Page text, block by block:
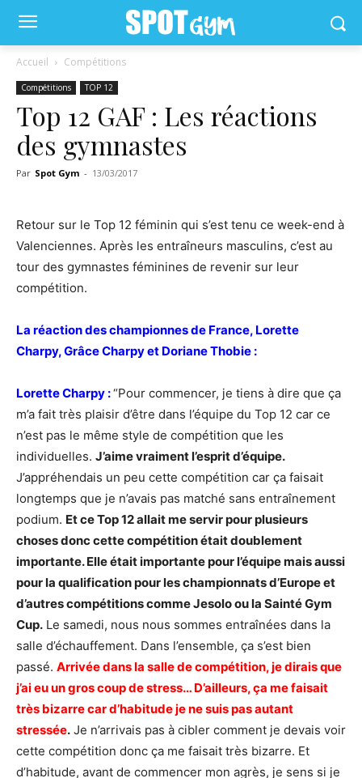
Accueil Compétitions
Compétitions TOP 12
Top 12 GAF : Les réactions
des gymnastes
Par Spot Gym - 13/03/2017
Retour sur le Top 12 féminin qui s’est tenu ce week-end à
Valenciennes. Après les entraîneurs masculins, c’est au
tour des gymnastes féminines de revenir sur leur
compétition.
La réaction des championnes de France, Lorette
Charpy, Grâce Charpy et Doriane Thobie :
Lorette Charpy :“Pour commencer, je tiens à dire que ça
m’a fait très plaisir d’être dans l’équipe du Top 12 car ce
n’est pas le même style de compétition que les
individuelles. J’aime vraiment l’esprit d’équipe.
J’appréhendais un peu cette compétition car ça faisait
longtemps que je n’avais pas matché sans entraînement
podium. Et ce Top 12 allait me servir pour plusieurs
choses donc cette compétition était doublement
importante. Elle était importante pour l’équipe mais aussi
pour la qualification pour les championnats d’Europe et
d’autres compétitions comme Jesolo ou la Sainté Gym
Cup. Le samedi, nous nous sommes entraînées dans la
salle d’échauffement. Dans l’ensemble, ça s’est bien
passé. Arrivée dans la salle de compétition, je dirais que
j’ai eu un gros coup de stress… D’ailleurs, ça me faisait
très bizarre car d’habitude je ne suis pas autant
stressée. Je n’arrivais pas à cibler comment je devais voir
cette compétition donc ça me faisait très bizarre. Et
d’habitude, avant de commencer mon agrès, je sens si je